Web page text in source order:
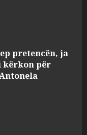
pretencën, ja
kërkon për